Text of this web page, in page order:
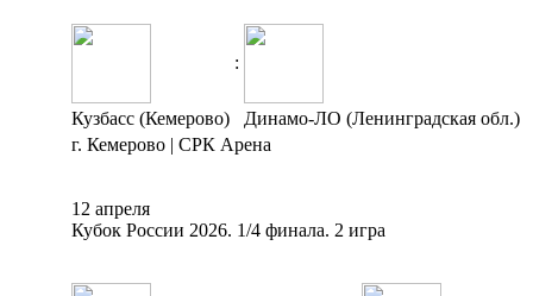
:
Кузбасс (Кемерово)
Динамо-ЛО (Ленинградская обл.)
г. Кемерово | СРК Арена
12 апреля
Кубок России 2026. 1/4 финала. 2 игра